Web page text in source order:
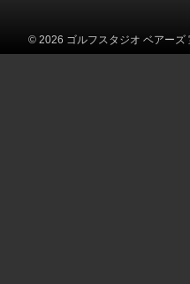
© 2026 ゴルフスタジオ ベアー